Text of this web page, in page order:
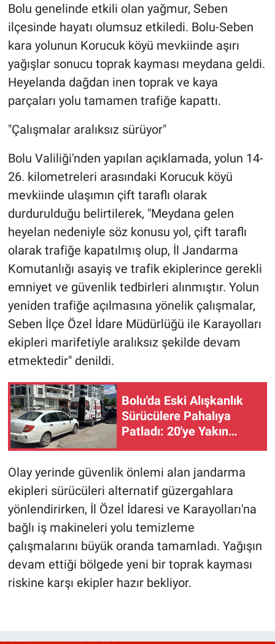
Bolu genelinde etkili olan yağmur, Seben
ilçesinde hayatı olumsuz etkiledi. Bolu-Seben
kara yolunun Korucuk köyü mevkiinde aşırı
yağışlar sonucu toprak kayması meydana geldi.
Heyelanda dağdan inen toprak ve kaya
parçaları yolu tamamen trafiğe kapattı.
"Çalışmalar aralıksız sürüyor"
Bolu Valiliği'nden yapılan açıklamada, yolun 14-
26. kilometreleri arasındaki Korucuk köyü
mevkiinde ulaşımın çift taraflı olarak
durdurulduğu belirtilerek, "Meydana gelen
heyelan nedeniyle söz konusu yol, çift taraflı
olarak trafiğe kapatılmış olup, İl Jandarma
Komutanlığı asayiş ve trafik ekiplerince gerekli
emniyet ve güvenlik tedbirleri alınmıştır. Yolun
yeniden trafiğe açılmasına yönelik çalışmalar,
Seben İlçe Özel İdare Müdürlüğü ile Karayolları
ekipleri marifetiyle aralıksız şekilde devam
etmektedir" denildi.
Bolu'da Eski Alışkanlık
Sürücülere Pahalıya
Patladı: 20'ye Yakın
Olay yerinde güvenlik önlemi alan jandarma
ekipleri sürücüleri alternatif güzergahlara
yönlendirirken, İl Özel İdaresi ve Karayolları'na
bağlı iş makineleri yolu temizleme
çalışmalarını büyük oranda tamamladı. Yağışın
devam ettiği bölgede yeni bir toprak kayması
riskine karşı ekipler hazır bekliyor.